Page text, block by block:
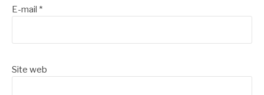
E-mail *
Site web